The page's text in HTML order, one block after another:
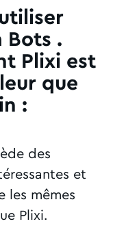
Bots .
Plixi est
que
:
des
et
les mêmes
Plixi.